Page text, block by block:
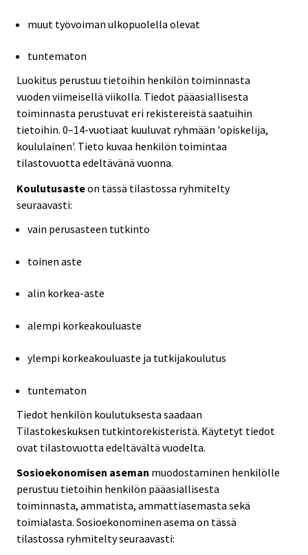
muut työvoiman ulkopuolella olevat
tuntematon
Luokitus perustuu tietoihin henkilön toiminnasta
vuoden viimeisellä viikolla. Tiedot pääasiallisesta
toiminnasta perustuvat eri rekistereistä saatuihin
tietoihin. 0–14-vuotiaat kuuluvat ryhmään 'opiskelija,
koululainen'. Tieto kuvaa henkilön toimintaa
tilastovuotta edeltävänä vuonna.
Koulutusasteon tässä tilastossa ryhmitelty
seuraavasti:
vain perusasteen tutkinto
toinen aste
alin korkea-aste
alempi korkeakouluaste
ylempi korkeakouluaste ja tutkijakoulutus
tuntematon
Tiedot henkilön koulutuksesta saadaan
Tilastokeskuksen tutkintorekisteristä. Käytetyt tiedot
ovat tilastovuotta edeltävältä vuodelta.
Sosioekonomisen aseman muodostaminen henkilölle
perustuu tietoihin henkilön pääasiallisesta
toiminnasta, ammatista, ammattiasemasta sekä
toimialasta. Sosioekonominen asema on tässä
tilastossa ryhmitelty seuraavasti: